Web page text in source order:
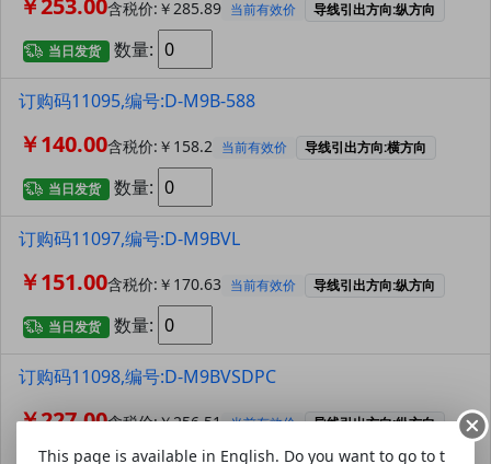
含税价:￥285.89 当前有效价 导线引出方向:纵方向
当日发货 数量:
订购码11095,编号:D-M9B-588
￥140.00含税价:￥158.2 当前有效价 导线引出方向:横方向
当日发货 数量:
订购码11097,编号:D-M9BVL
￥151.00含税价:￥170.63 当前有效价 导线引出方向:纵方向
当日发货 数量:
订购码11098,编号:D-M9BVSDPC
￥227.00含税价:￥256.51 当前有效价 导线引出方向:纵方向
This page is available in English. Do you want to go to t